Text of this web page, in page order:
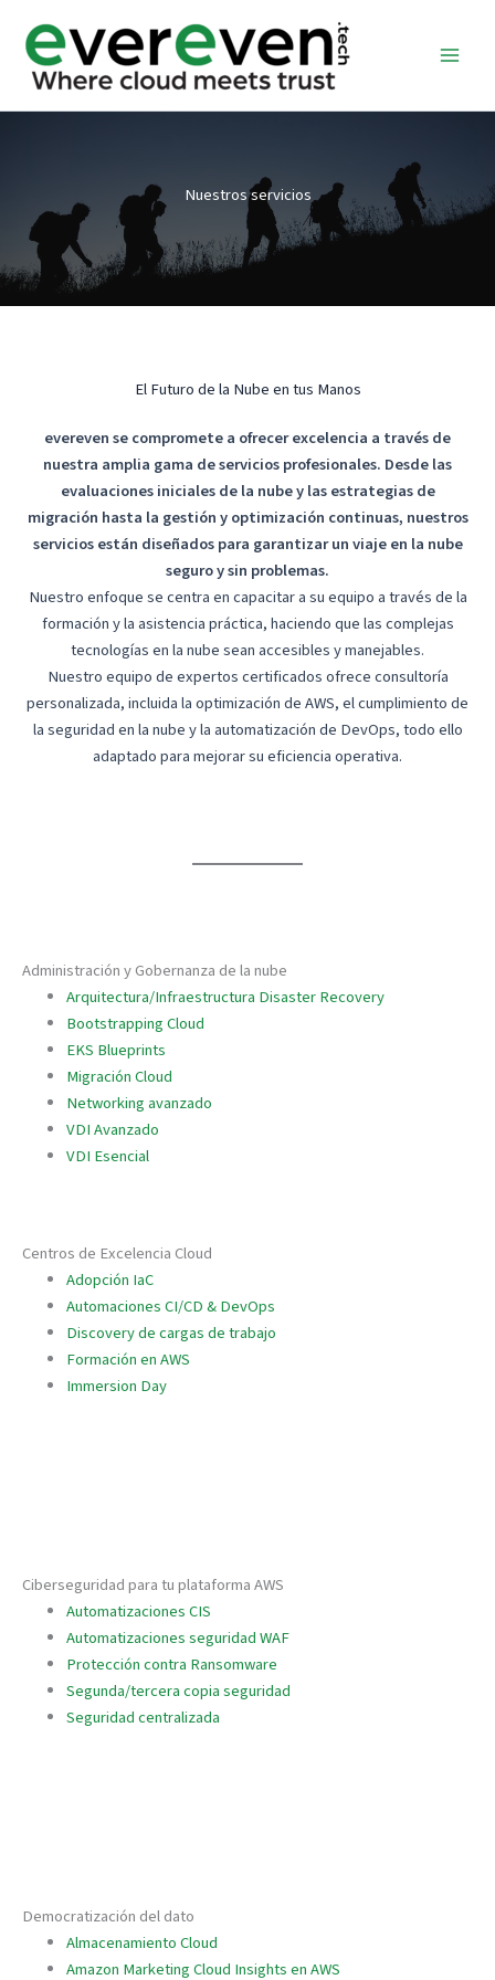
contenido
Nuestros servicios
El Futuro de la Nube en tus Manos
evereven se compromete a ofrecer excelencia a través de
nuestra amplia gama de servicios profesionales. Desde las
evaluaciones iniciales de la nube y las estrategias de
migración hasta la gestión y optimización continuas, nuestros
servicios están diseñados para garantizar un viaje en la nube
seguro y sin problemas.
Nuestro enfoque se centra en capacitar a su equipo a través de la
formación y la asistencia práctica, haciendo que las complejas
tecnologías en la nube sean accesibles y manejables.
Nuestro equipo de expertos certificados ofrece consultoría
personalizada, incluida la optimización de AWS, el cumplimiento de
la seguridad en la nube y la automatización de DevOps, todo ello
adaptado para mejorar su eficiencia operativa.
Administración y Gobernanza de la nube
Arquitectura/Infraestructura Disaster Recovery
Bootstrapping Cloud
EKS Blueprints
Migración Cloud
Networking avanzado
VDI Avanzado
VDI Esencial
Centros de Excelencia Cloud
Adopción IaC
Automaciones CI/CD & DevOps
Discovery de cargas de trabajo
Formación en AWS
Immersion Day
Ciberseguridad para tu plataforma AWS
Automatizaciones CIS
Automatizaciones seguridad WAF
Protección contra Ransomware
Segunda/tercera copia seguridad
Seguridad centralizada
Democratización del dato
Almacenamiento Cloud
Amazon Marketing Cloud Insights en AWS